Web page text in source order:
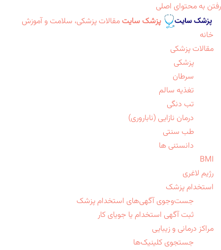
رفتن به محتوای اصلی
پزشک سایت مقالات پزشکی، سلامت و آموزش
خانه
مقالات پزشکی
پزشکی
سرطان
تغذیه سالم
تب دنگی
درمان نازایی (ناباروری)
طب سنتی
دانستنی ها
BMI
رژیم لاغری
استخدام پزشک
جست‌وجوی آگهی‌های استخدام پزشک
ثبت آگهی استخدام یا جویای کار
مراکز درمانی و زیبایی
جستجوی کلینیک‌ها